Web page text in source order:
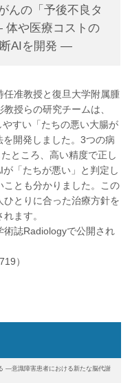
の方 在学生・教員の方
んの「予後不良タ
や医療コストの
AIを開発 ―
准教授と復旦大学附属腫
授らの研究チームは、
すい「たちの悪い大腸が
開発しました。3つの病
ところ、高い精度で正し
「たちが悪い」と判定し
ことも分かりました。この
とりに合った治療方針を
ます。
誌Radiologyで公開され
）
―意識障害患者における新たな脳代謝